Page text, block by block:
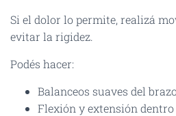
Si el dolor lo permite, realizá
evitar la rigidez.
Podés hacer:
Balanceos suaves del
Flexión y extensión